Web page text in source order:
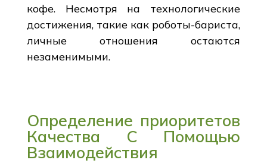
кофе. Несмотря на технологические
достижения, такие как роботы-бариста,
личные отношения остаются
незаменимыми.
Определение приоритетов
Качества С Помощью
Взаимодействия